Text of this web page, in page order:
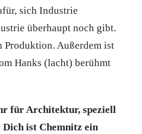
sich Industrie
überhaupt noch gibt.
Produktion. Außerdem ist
Hanks (lacht) berühmt
für Architektur, speziell
ist Chemnitz ein